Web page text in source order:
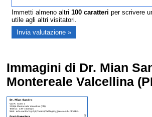
Immetti almeno altri100 caratteri per scrivere
utile agli altri visitatori.
Immagini di Dr. Mian
Montereale Valcellina